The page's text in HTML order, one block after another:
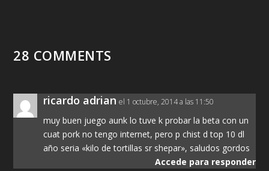
28 COMMENTS
ricardo adrian el 1 octubre, 2014 a las 11:50
muy buen juego aunk lo tuve k probar la beta con un
cuat pork no tengo internet, pero p chist d top 10 dl
año seria «kilo de tortillas sr shepar», saludos gordos
Accede para responder